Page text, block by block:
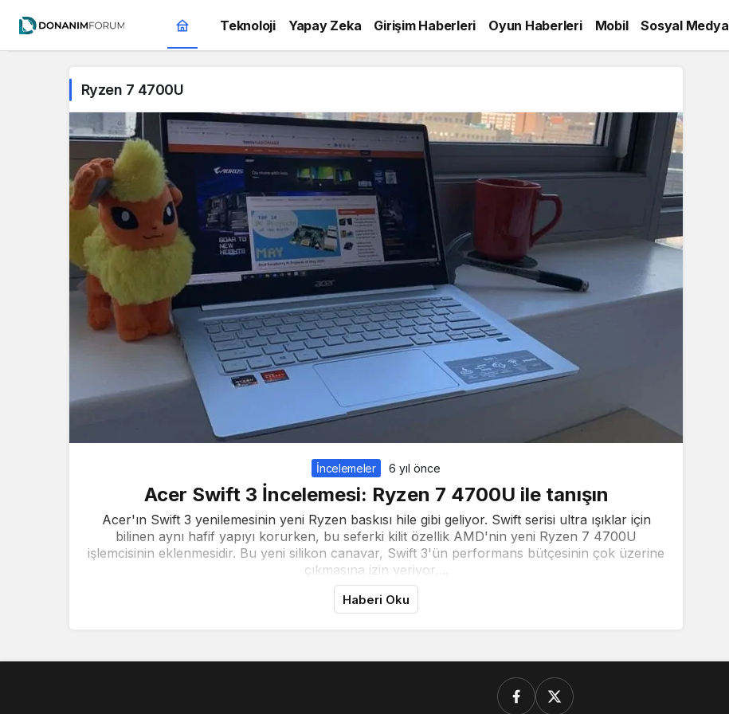
Teknoloji Yapay Zeka Girişim Haberleri Oyun Haberleri Mobil Sosyal Medya
Ryzen 7 4700U
İncelemeler 6 yıl önce
Acer Swift 3 İncelemesi: Ryzen 7 4700U ile tanışın
Acer'ın Swift 3 yenilemesinin yeni Ryzen baskısı hile gibi geliyor. Swift serisi ultra ışıklar için
bilinen aynı hafif yapıyı korurken, bu seferki kilit özellik AMD'nin yeni Ryzen 7 4700U
işlemcisinin eklenmesidir. Bu yeni silikon canavar, Swift 3'ün performans bütçesinin çok üzerine
çıkmasına izin veriyor,...
Haberi Oku